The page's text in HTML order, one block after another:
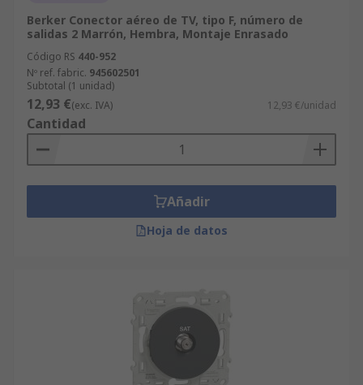
Berker Conector aéreo de TV, tipo F, número de
salidas 2 Marrón, Hembra, Montaje Enrasado
Código RS 440-952
Nº ref. fabric. 945602501
Subtotal (1 unidad)
12,93 €(exc. IVA) 12,93 €/unidad
Cantidad
Añadir
Hoja de datos